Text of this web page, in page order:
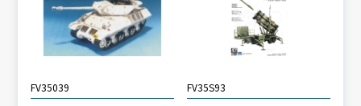
FV35039 FV35S93